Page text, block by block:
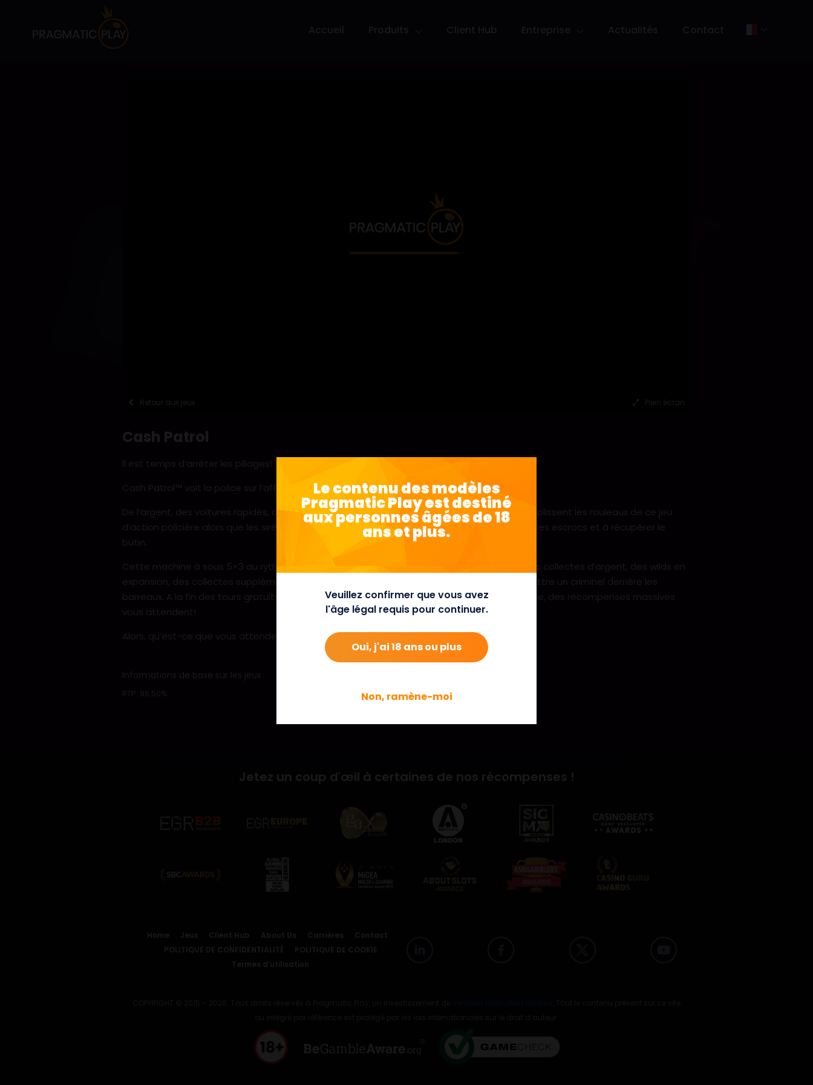
Retour aux jeux Plein écran
Cash Patrol
Il est temps d’arrêter les pillages!
Cash Patrol™ voit la police sur l’affaire à la recherche de voleurs très aventureux.
De l’argent, des voitures rapides, des menottes et des symboles en forme de beignets remplissent les rouleaux de ce jeu
d’action policière alors que les sirènes vrombissent et que les joueurs cherchent à capturer les escrocs et à récupérer le
butin.
Cette machine à sous 5×3 au rythme effréné est remplie de caractéristiques telles que des collectes d’argent, des wilds en
expansion, des collectes supplémentaires et d’énormes gains lorsque la police réussit à mettre un criminel derrière les
barreaux. A la fin des tours gratuits, une dernière arrestation vous attend et si elle est réussie, des récompenses massives
vous attendent!
Alors, qu’est-ce que vous attendez? Prenez votre badge et votre arme et sauvez la ville!
Informations de base sur les jeux
RTP: 96.50%
Jetez un coup d'œil à certaines de nos récompenses !
Home Jeux Client Hub About Us Carrières
Contact
POLITIQUE DE CONFIDENTIALITÉ
POLITIQUE DE COOKIE
Termes d’utilisation
Le contenu des modèles
Pragmatic Play est destiné
aux personnes âgées de 18
ans et plus.
Veuillez confirmer que vous avez
l'âge légal requis pour continuer.
Oui, j'ai 18 ans ou plus
Non, ramène-moi